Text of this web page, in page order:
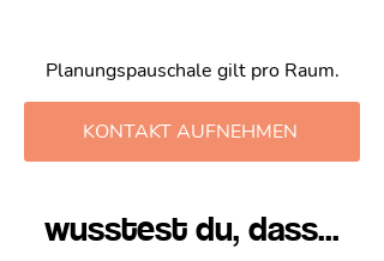
Planungspauschale gilt pro Raum.
KONTAKT AUFNEHMEN
wusstest du, dass...